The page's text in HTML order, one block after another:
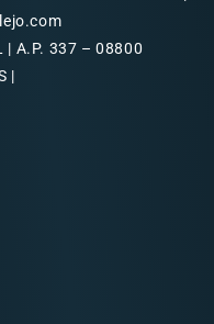
| A.P. 337 – 08800
|